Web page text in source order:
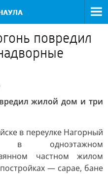
повредил
жилой дом и три
в переулке Нагорный
в одноэтажном
частном жилом
— сарае, бане